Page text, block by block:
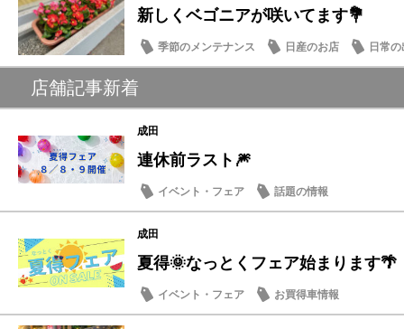
新しくベゴニアが咲いてます💐
季節のメンテナンス 日産のお店 日常
店舗記事新着
成田
連休前ラスト🎆
イベント・フェア 話題の情報
成田
夏得🌞なっとくフェア始まります🌴
イベント・フェア お買得車情報